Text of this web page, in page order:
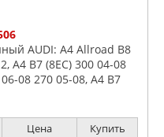
AUDI: A4 Allroad B8
A4 B7 (8EC) 300 04-08
08 270 05-08, A4 B7
Цена Купить